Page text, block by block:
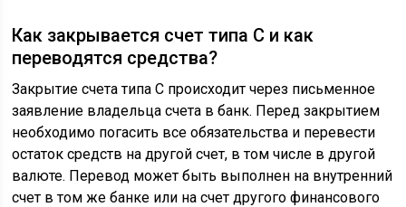
Как закрывается счет типа С и как
переводятся средства?
Закрытие счета типа С происходит через письменное
заявление владельца счета в банк. Перед закрытием
необходимо погасить все обязательства и перевести
остаток средств на другой счет, в том числе в другой
валюте. Перевод может быть выполнен на внутренний
счет в том же банке или на счет другого финансового